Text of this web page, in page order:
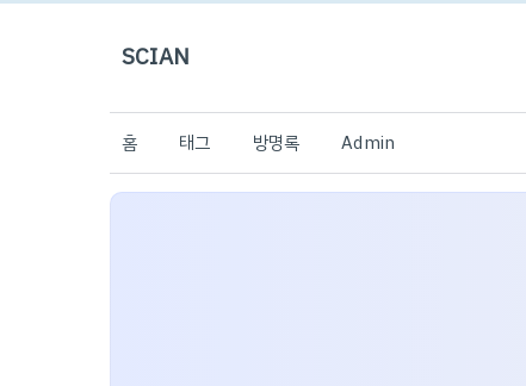
SCIAN
홈 태그 방명록 Admin